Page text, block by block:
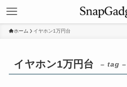
ホーム イヤホン1万円台
イヤホン1万円台 – tag –